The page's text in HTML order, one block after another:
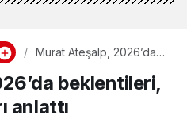
Murat Ateşalp, 2026’da
fırsatları anlattı
beklentileri,
anlattı